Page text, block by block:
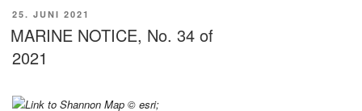
VERÖFFENTLICHT
AM
25. JUNI 2021
MARINE NOTICE, No. 34 of
2021